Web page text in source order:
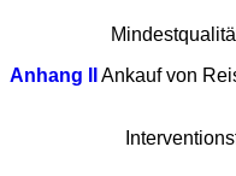
Anhang II
Ankauf von